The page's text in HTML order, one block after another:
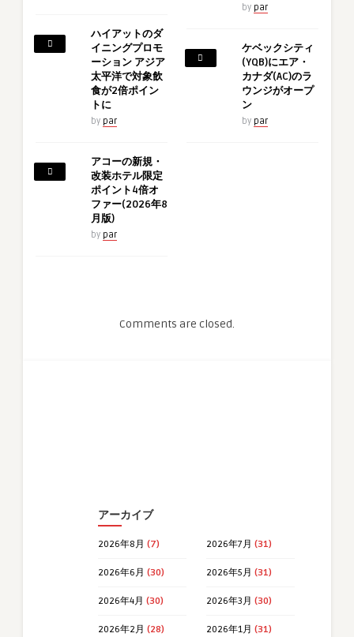
ハイアットのダ
イニングプロモ
ーション アジア
太平洋で対象飲
食が2倍ポイン
トに
by par
アコーの新規・
改装ホテル限定
ポイント4倍オ
ファー(2026年8
月版)
by par
by par
ケベックシティ
(YQB)にエア・
カナダ(AC)のラ
ウンジがオープ
ン
by par
Comments are closed.
アーカイブ
2026年8月 (7) 2026年7月 (31)
2026年6月 (30) 2026年5月 (31)
2026年4月 (30) 2026年3月 (30)
2026年2月 (28) 2026年1月 (31)